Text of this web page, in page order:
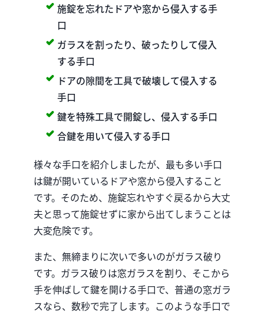
施錠を忘れたドアや窓から侵入する手
口
ガラスを割ったり、破ったりして侵入
する手口
ドアの隙間を工具で破壊して侵入する
手口
鍵を特殊工具で開錠し、侵入する手口
合鍵を用いて侵入する手口
様々な手口を紹介しましたが、最も多い手口
は鍵が開いているドアや窓から侵入すること
です。そのため、施錠忘れやすぐ戻るから大丈
夫と思って施錠せずに家から出てしまうことは
大変危険です。
また、無締まりに次いで多いのがガラス破り
です。ガラス破りは窓ガラスを割り、そこから
手を伸ばして鍵を開ける手口で、普通の窓ガラ
スなら、数秒で完了します。このような手口で